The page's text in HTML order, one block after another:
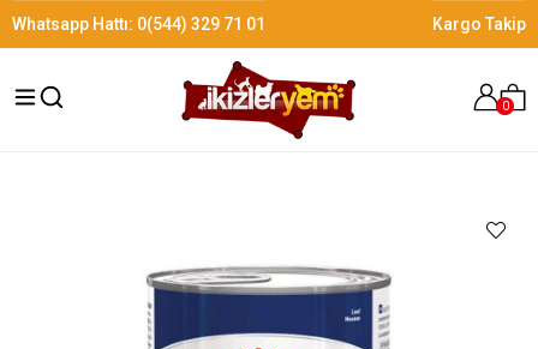
Whatsapp Hattı: 0(544) 329 71 01 Kargo Takip
0